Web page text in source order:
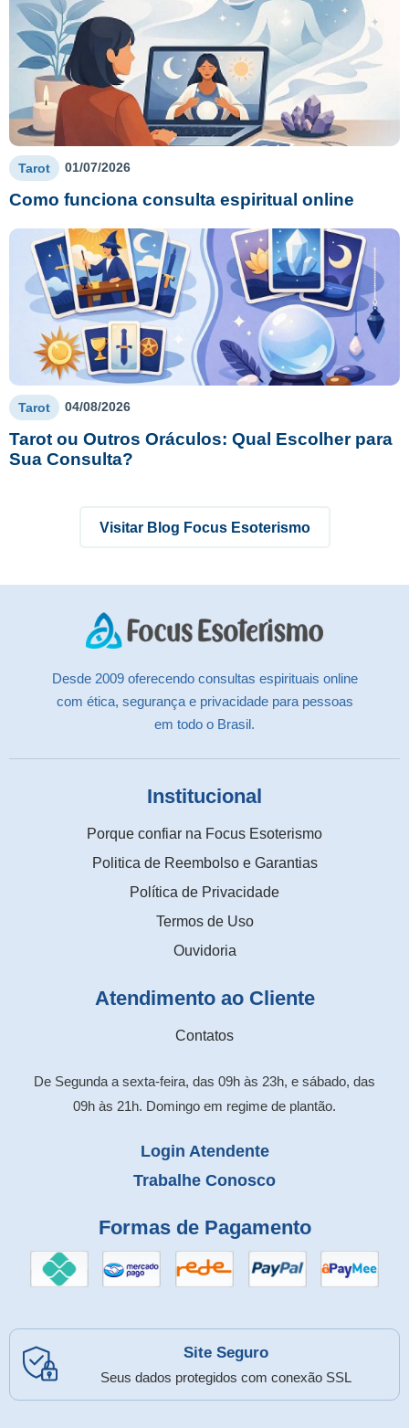
Tarot 01/07/2026
Como funciona consulta espiritual online
Tarot 04/08/2026
Tarot ou Outros Oráculos: Qual Escolher para
Sua Consulta?
Visitar Blog Focus Esoterismo
Desde 2009 oferecendo consultas espirituais online
com ética, segurança e privacidade para pessoas
em todo o Brasil.
Institucional
Porque confiar na Focus Esoterismo
Politica de Reembolso e Garantias
Política de Privacidade
Termos de Uso
Ouvidoria
Atendimento ao Cliente
Contatos
De Segunda a sexta-feira, das 09h às 23h, e sábado, das
09h às 21h. Domingo em regime de plantão.
Login Atendente
Trabalhe Conosco
Formas de Pagamento
Site Seguro
Seus dados protegidos com conexão SSL